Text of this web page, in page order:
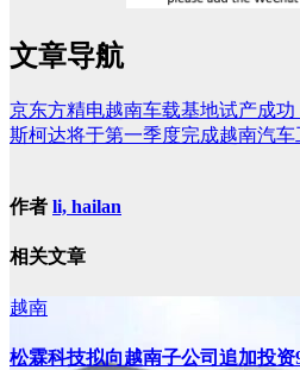
文章导航
京东方精电越南车载基地试产成
斯柯达将于第一季度完成越南汽
作者 li, hailan
相关文章
越南
松霖科技拟向越南子公司追加投